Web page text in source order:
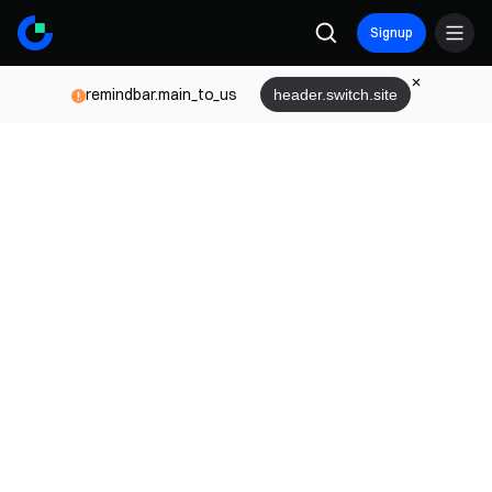
Signup
remindbar.main_to_us header.switch.site